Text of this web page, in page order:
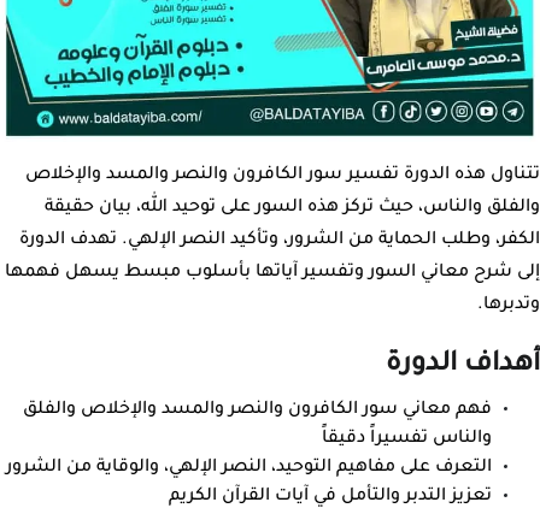
تتناول هذه الدورة تفسير سور الكافرون والنصر والمسد والإخلاص
والفلق والناس، حيث تركز هذه السور على توحيد الله، بيان حقيقة
الكفر، وطلب الحماية من الشرور، وتأكيد النصر الإلهي. تهدف الدورة
إلى شرح معاني السور وتفسير آياتها بأسلوب مبسط يسهل فهمها
وتدبرها.
أهداف الدورة
فهم معاني سور الكافرون والنصر والمسد والإخلاص والفلق
والناس تفسيراً دقيقاً
التعرف على مفاهيم التوحيد، النصر الإلهي، والوقاية من الشرور
تعزيز التدبر والتأمل في آيات القرآن الكريم